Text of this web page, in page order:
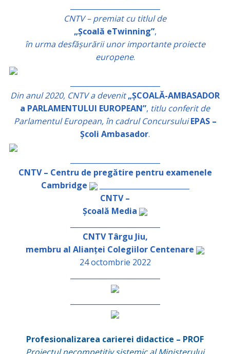
CNTV – premiat cu titlul de
„Școală eTwinning”,
în urma desfășurării unor importante proiecte
europene.
Din anul 2020, CNTV a devenit „ȘCOALĂ-AMBASADOR
a PARLAMENTULUI EUROPEAN”, titlu conferit de
Parlamentul European, în cadrul Concursului EPAS –
Școli Ambasador.
CNTV – Centru de pregătire pentru examenele
Cambridge
_________________________
CNTV –
Școală Media
CNTV Târgu Jiu,
membru al Alianței Colegiilor Centenare
24 octombrie 2022
Profesionalizarea carierei didactice – PROF